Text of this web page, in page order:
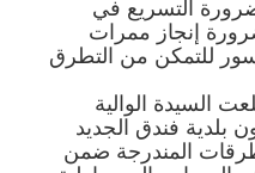
التسريع في
إنجاز ممرات
للتمكن من التطرق
السيدة الوالية
بلدية فندق الجديد
المندرجة ضمن